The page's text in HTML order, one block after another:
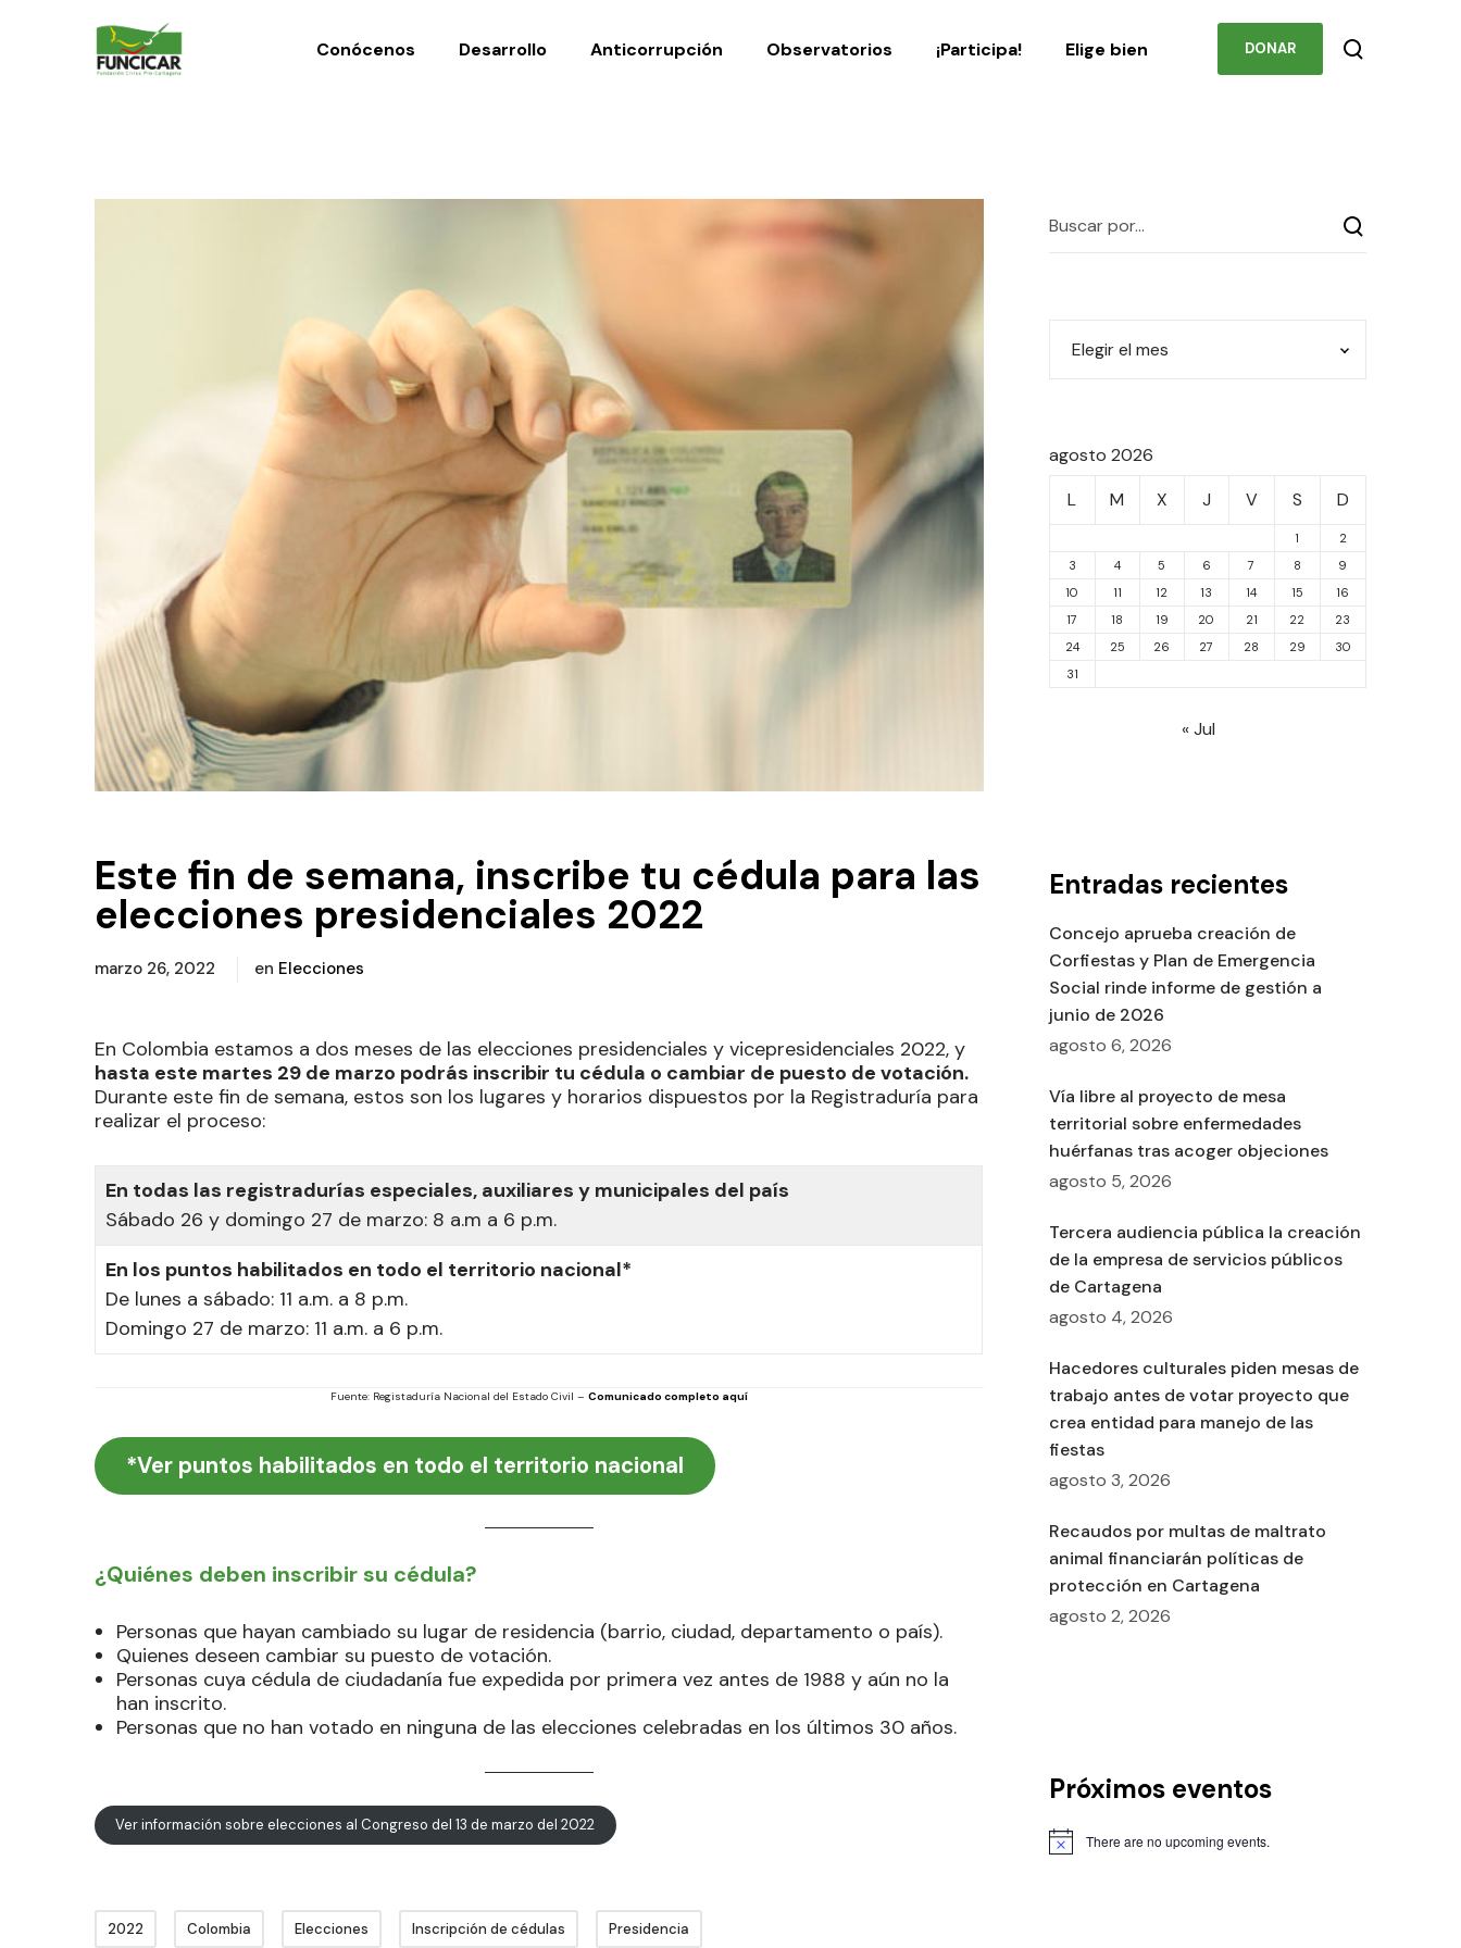
Conócenos Desarrollo Anticorrupción Observatorios ¡Participa! Elige bien DONAR
Este fin de semana, inscribe tu cédula para las
elecciones presidenciales 2022
marzo 26, 2022 en Elecciones
En Colombia estamos a dos meses de las elecciones presidenciales y vicepresidenciales 2022, y
hasta este martes 29 de marzo podrás inscribir tu cédula o cambiar de puesto de votación.
Durante este fin de semana, estos son los lugares y horarios dispuestos por la Registraduría para
realizar el proceso:
En todas las registradurías especiales, auxiliares y municipales del país
Sábado 26 y domingo 27 de marzo: 8 a.m a 6 p.m.
En los puntos habilitados en todo el territorio nacional*
De lunes a sábado: 11 a.m. a 8 p.m.
Domingo 27 de marzo: 11 a.m. a 6 p.m.
Fuente: Registaduría Nacional del Estado Civil – Comunicado completo aquí
*Ver puntos habilitados en todo el territorio nacional
¿Quiénes deben inscribir su cédula?
Personas que hayan cambiado su lugar de residencia (barrio, ciudad, departamento o país).
Quienes deseen cambiar su puesto de votación.
Personas cuya cédula de ciudadanía fue expedida por primera vez antes de 1988 y aún no la
han inscrito.
Personas que no han votado en ninguna de las elecciones celebradas en los últimos 30 años.
Ver información sobre elecciones al Congreso del 13 de marzo del 2022
2022 Colombia Elecciones Inscripción de cédulas Presidencia
agosto 2026
L
M X J V S D
1
2
3
4 5 6 7 8
9
10
11 12 13 14 15
16
17
18 19 20 21 22
23
24
25 26 27 28 29
30
31
« Jul
Entradas recientes
Concejo aprueba creación de
Corfiestas y Plan de Emergencia
Social rinde informe de gestión a
junio de 2026
agosto 6, 2026
Vía libre al proyecto de mesa
territorial sobre enfermedades
huérfanas tras acoger objeciones
agosto 5, 2026
Tercera audiencia pública la creación
de la empresa de servicios públicos
de Cartagena
agosto 4, 2026
Hacedores culturales piden mesas de
trabajo antes de votar proyecto que
crea entidad para manejo de las
fiestas
agosto 3, 2026
Recaudos por multas de maltrato
animal financiarán políticas de
protección en Cartagena
agosto 2, 2026
Próximos eventos
There are no upcoming events.